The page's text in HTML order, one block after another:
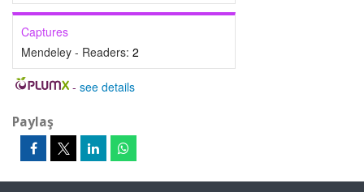
Captures
Mendeley - Readers: 2
- see details
Paylaş